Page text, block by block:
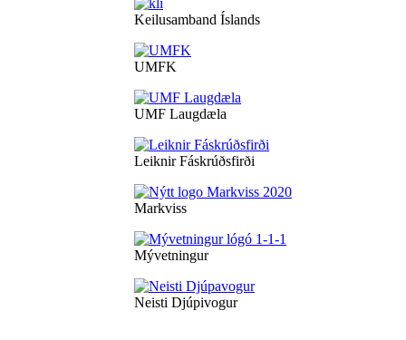
Keilusamband Íslands
UMFK
UMF Laugdæla
Leiknir Fáskrúðsfirði
Markviss
Mývetningur
Neisti Djúpivogur